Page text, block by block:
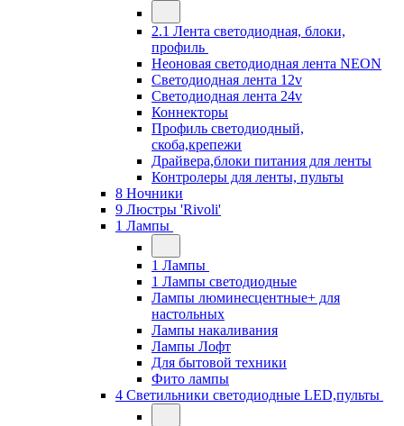
2.1 Лента светодиодная, блоки,
профиль
Неоновая светодиодная лента NEON
Светодиодная лента 12v
Светодиодная лента 24v
Коннекторы
Профиль светодиодный,
скоба,крепежи
Драйвера,блоки питания для ленты
Контролеры для ленты, пульты
8 Ночники
9 Люстры 'Rivoli'
1 Лампы
1 Лампы
1 Лампы светодиодные
Лампы люминесцентные+ для
настольных
Лампы накаливания
Лампы Лофт
Для бытовой техники
Фито лампы
4 Светильники светодиодные LED,пульты